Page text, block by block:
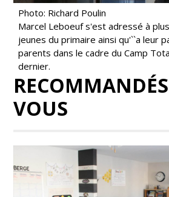
Photo: Richard Poulin
Marcel Leboeuf s'est adressé à
jeunes du primaire ainsi qu'``a leur
parents dans le cadre du Camp
dernier.
VOUS